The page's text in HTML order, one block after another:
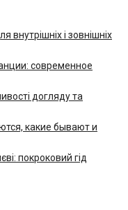
внутрішніх і зовнішніх
современное
догляду та
какие бывают и
покроковий гід